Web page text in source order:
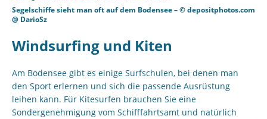
Segelschiffe sieht man oft auf dem Bodensee – © depositphotos.com
@ DarioSz
Windsurfing und Kiten
Am Bodensee gibt es einige Surfschulen, bei denen man
den Sport erlernen und sich die passende Ausrüstung
leihen kann. Für Kitesurfen brauchen Sie eine
Sondergenehmigung vom Schifffahrtsamt und natürlich